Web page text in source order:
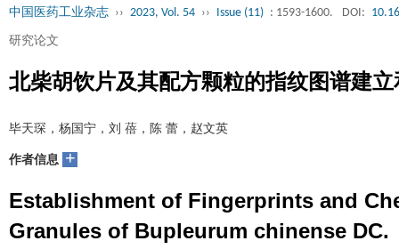
中国医药工业杂志 ›› 2023, Vol. 54 ›› Issue (11) : 1593-1600. DOI:
研究论文
北柴胡饮片及其配方颗粒的指纹图谱建
毕天琛，杨国宁，刘 蓓，陈 蕾，赵文英
作者信息 +
Establishment of Fingerprints and
Granules of Bupleurum chinense DC.